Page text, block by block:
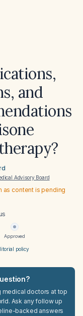
and
Advisory Board
as content is pending
Approved
policy
medical doctors at top
Ask any follow up
backed answers